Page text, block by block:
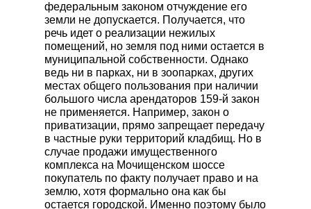
федеральным законом отчуждение его
земли не допускается. Получается, что
речь идет о реализации нежилых
помещений, но земля под ними остается в
муниципальной собственности. Однако
ведь ни в парках, ни в зоопарках, других
местах общего пользования при наличии
большого числа арендаторов 159-й закон
не применяется. Например, закон о
приватизации, прямо запрещает передачу
в частные руки территорий кладбищ. Но в
случае продажи имущественного
комплекса на Мочищенском шоссе
покупатель по факту получает право и на
землю, хотя формально она как бы
остается городской. Именно поэтому было